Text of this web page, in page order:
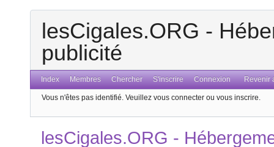
lesCigales.ORG -
publicité
Index Membres Chercher S'inscrire Connexion Revenir
Vous n'êtes pas identifié. Veuillez vous connecter ou vous inscrire.
lesCigales.ORG -